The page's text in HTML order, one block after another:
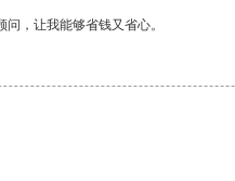
，让我能够省钱又省心。